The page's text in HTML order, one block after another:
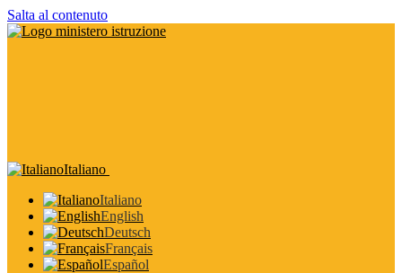
Salta al contenuto
Italiano
Italiano
English
Deutsch
Français
Español